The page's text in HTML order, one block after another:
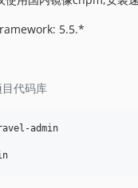
5.5.*
代码库
admin